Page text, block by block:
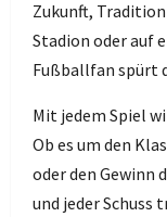
Zukunft,
Stadion oder auf
Fußballfan spürt
Mit jedem Spiel
Ob es um den
oder den Gewinn
und jeder Schuss